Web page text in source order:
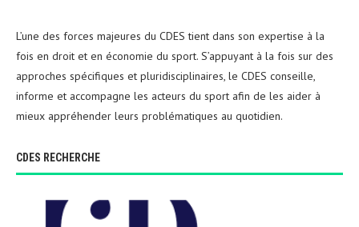
L’une des forces majeures du CDES tient dans son expertise à la
fois en droit et en économie du sport. S’appuyant à la fois sur des
approches spécifiques et pluridisciplinaires, le CDES conseille,
informe et accompagne les acteurs du sport afin de les aider à
mieux appréhender leurs problématiques au quotidien.
CDES RECHERCHE